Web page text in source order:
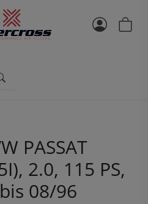
PASSAT
2.0, 115 PS,
08/96